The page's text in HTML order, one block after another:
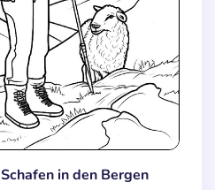
in den Bergen